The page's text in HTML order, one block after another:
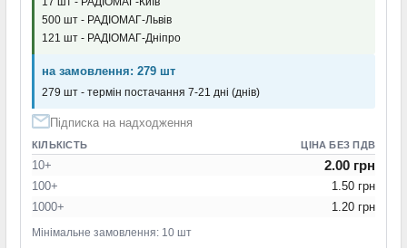
500 шт - РАДІОМАГ-Львів
121 шт - РАДІОМАГ-Дніпро
на замовлення: 279 шт
279 шт - термін постачання 7-21 дні (днів)
Підписка на надходження
КІЛЬКІСТЬ ЦІНА БЕЗ ПДВ
10+ 2.00 грн
100+
1.50 грн
1000+
1.20 грн
Мінімальне замовлення: 10 шт